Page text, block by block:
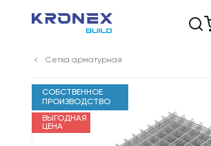
Сетка арматурная
СОБСТВЕННОЕ
ПРОИЗВОДСТВО
ВЫГОДНАЯ
ЦЕНА